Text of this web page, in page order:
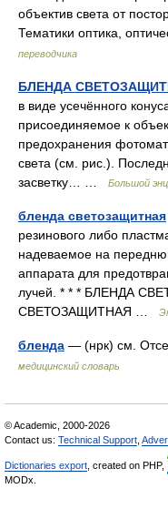
объектив света от
Тематики оптика,
переводчика
БЛЕНДА
в виде усечённого
присоединяемое к
предохранения
света (см. рис.).
засветку… …
Большой
бленда светозащитная
резинового либо
надеваемое на
аппарата для
лучей. * * * БЛЕНДА
СВЕТОЗАЩИТНАЯ …
бленда — (нрк) см.
медицинский словарь
© Academic, 2000-2026
Contact us: Technical Support
Dictionaries export , created on PHP,
MODx.